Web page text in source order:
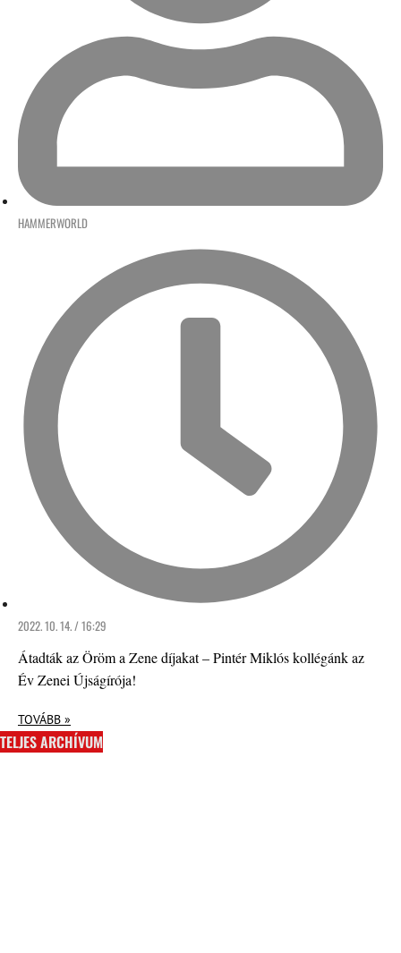
HAMMERWORLD
2022. 10. 14. / 16:29
Átadták az Öröm a Zene díjakat – Pintér Miklós kollégánk az
Év Zenei Újságírója!
TOVÁBB »
TELJES ARCHÍVUM